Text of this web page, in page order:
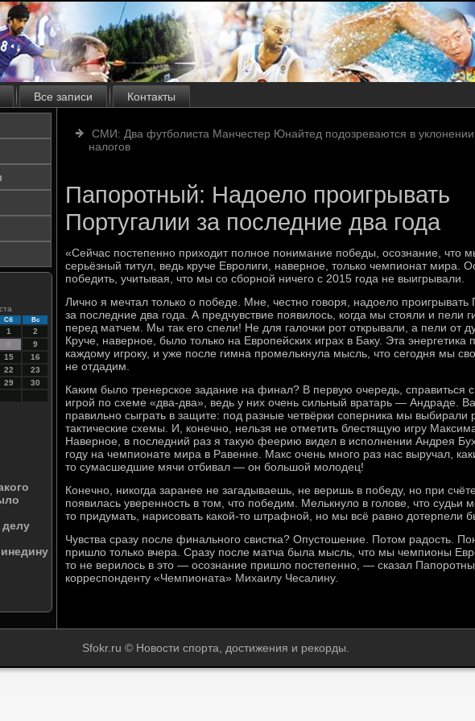
Все записи Контакты
Сб Вс
1
2
8
9
15
16
22
23
29
30
СМИ: Два футболиста Манчестер Юнайтед подозреваются в уклонении
налогов
Папоротный: Надоело проигрывать
Португалии за последние два года
«Сейчас постепенно приходит полное понимание победы, осознание, что
серьёзный титул, ведь круче Евролиги, наверное, только чемпионат мира.
победить, учитывая, что мы со сборной ничего с 2015 года не выигрывали.
Лично я мечтал только о победе. Мне, честно говоря, надоело проигрывать
за последние два года. А предчувствие появилось, когда мы стояли и пели
перед матчем. Мы так его спели! Не для галочки рот открывали, а пели от
Круче, наверное, было только на Европейских играх в Баку. Эта энергетика
каждому игроку, и уже после гимна промелькнула мысль, что сегодня мы
не отдадим.
Каким было тренерское задание на финал? В первую очередь, справиться с
игрой по схеме «два-два», ведь у них очень сильный вратарь — Андраде.
правильно сыграть в защите: под разные четвёрки соперника мы выбирали
тактические схемы. И, конечно, нельзя не отметить блестящую игру
Наверное, в последний раз я такую феерию видел в исполнении Андрея
году на чемпионате мира в Равенне. Макс очень много раз нас выручал,
то сумасшедшие мячи отбивал — он большой молодец!
Конечно, никогда заранее не загадываешь, не веришь в победу, но при
появилась уверенность в том, что победим. Мелькнуло в голове, что судьи
то придумать, нарисовать какой-то штрафной, но мы всё равно дотерпели
Чувства сразу после финального свистка? Опустошение. Потом радость.
пришло только вчера. Сразу после матча была мысль, что мы чемпионы
то не верилось в это — осознание пришло постепенно, — сказал
корреспонденту «Чемпионата» Михаилу Чесалину.
Sfokr.ru © Новости спорта, достижения и рекорды.